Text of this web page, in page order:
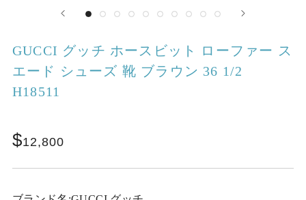
GUCCI グッチ ホースビット ローファー ス
エード シューズ 靴 ブラウン 36 1/2
H18511
12,800